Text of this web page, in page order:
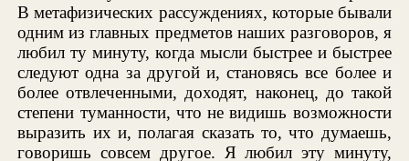
В метафизических рассуждениях, которые бывали
одним из главных предметов наших разговоров, я
любил ту минуту, когда мысли быстрее и быстрее
следуют одна за другой и, становясь все более и
более отвлеченными, доходят, наконец, до такой
степени туманности, что не видишь возможности
выразить их и, полагая сказать то, что думаешь,
говоришь совсем другое. Я любил эту минуту,